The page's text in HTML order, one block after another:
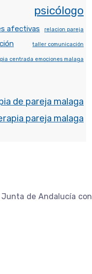
psicólogo
afectivas relacion pareja
taller comunicación
centrada emociones malaga
de pareja malaga
pareja malaga
de Andalucía con